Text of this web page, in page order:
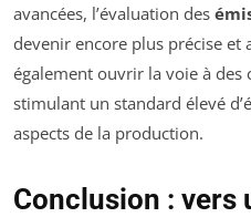
avancées, l’évaluation des
devenir encore plus précise et
également ouvrir la voie à
stimulant un standard élevé
aspects de la production.
Conclusion : vers